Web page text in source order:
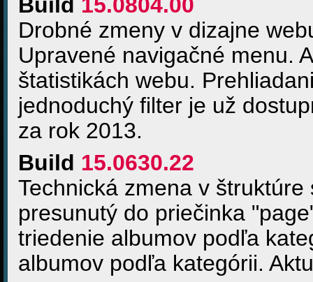
Drobné zmeny v dizajne
Upravené navigačné menu.
štatistikách webu.
jednoduchý filter je už
za rok 2013.
Build 15.0630.22
Technická zmena v
presunutý do priečinka
triedenie albumov podľa
albumov podľa kategórii.